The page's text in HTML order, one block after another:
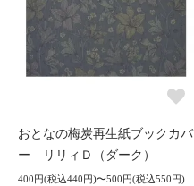
おとなの梅炭再生紙ブックカバ
ー リリィＤ（ダーク）
400円(税込440円)〜500円(税込550円)